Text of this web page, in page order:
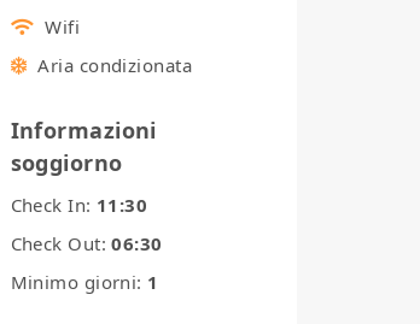
Wifi
Aria condizionata
Informazioni
soggiorno
Check In: 11:30
Check Out:06:30
Minimo giorni: 1